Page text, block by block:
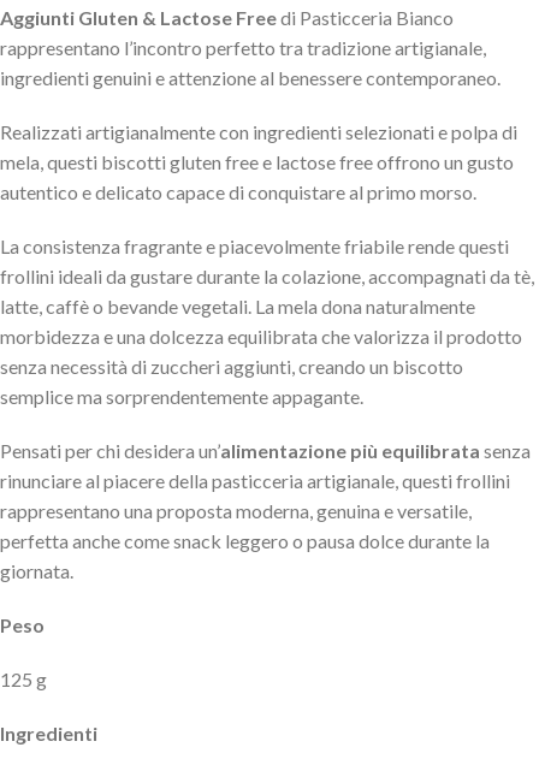
Aggiunti Gluten & Lactose Freedi Pasticceria Bianco
rappresentano l’incontro perfetto tra tradizione artigianale,
ingredienti genuini e attenzione al benessere contemporaneo.
Realizzati artigianalmente con ingredienti selezionati e polpa di
mela, questi biscotti gluten free e lactose free offrono un gusto
autentico e delicato capace di conquistare al primo morso.
La consistenza fragrante e piacevolmente friabile rende questi
frollini ideali da gustare durante la colazione, accompagnati da tè,
latte, caffè o bevande vegetali. La mela dona naturalmente
morbidezza e una dolcezza equilibrata che valorizza il prodotto
senza necessità di zuccheri aggiunti, creando un biscotto
semplice ma sorprendentemente appagante.
Pensati per chi desidera un’alimentazione più equilibrata senza
rinunciare al piacere della pasticceria artigianale, questi frollini
rappresentano una proposta moderna, genuina e versatile,
perfetta anche come snack leggero o pausa dolce durante la
giornata.
Peso
125 g
Ingredienti